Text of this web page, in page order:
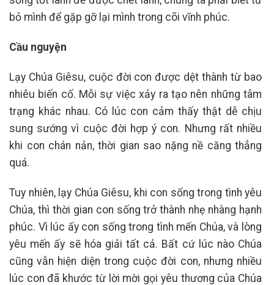
bỏ mình để gặp gỡ lại mình trong cõi vĩnh phúc.
Cầu nguyện
Lạy Chúa Giêsu, cuộc đời con được dệt thành từ bao
nhiêu biến cố. Mỗi sự việc xảy ra tạo nên những tâm
trạng khác nhau. Có lúc con cảm thấy thật dễ chịu
sung sướng vì cuộc đời hợp ý con. Nhưng rất nhiều
khi con chán nản, thời gian sao nặng nề căng thẳng
quá.
Tuy nhiên, lạy Chúa Giêsu, khi con sống trong tình yêu
Chúa, thì thời gian con sống trở thành nhẹ nhàng hạnh
phúc. Vì lúc ấy con sống trong tình mến Chúa, và lòng
yêu mến ấy sẽ hóa giải tất cả. Bất cứ lúc nào Chúa
cũng vẫn hiện diện trong cuộc đời con, nhưng nhiều
lúc con đã khước từ lời mời gọi yêu thương của Chúa